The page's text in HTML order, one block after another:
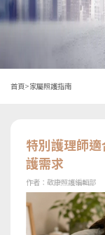
首頁>家屬照護指南
特別護理師
護需求
作者：敬康照護編輯部